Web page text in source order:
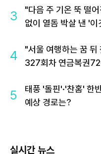
3
"다음 주 기온 뚝 떨
없이 열돔 박살 낸 '이
4
"서울 여행하는 꿈
327회차 연금복권
5
태풍 '돌핀'·'찬홈' 한
예상 경로는?
실시간 뉴스